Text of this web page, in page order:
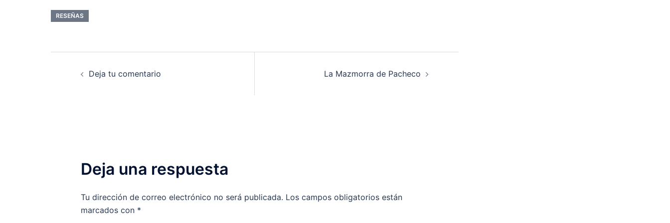
RESEÑAS
Navegación
Deja tu comentario La Mazmorra de Pacheco
Deja una respuesta
Tu dirección de correo electrónico no será publicada. Los campos obligatorios están
marcados con *